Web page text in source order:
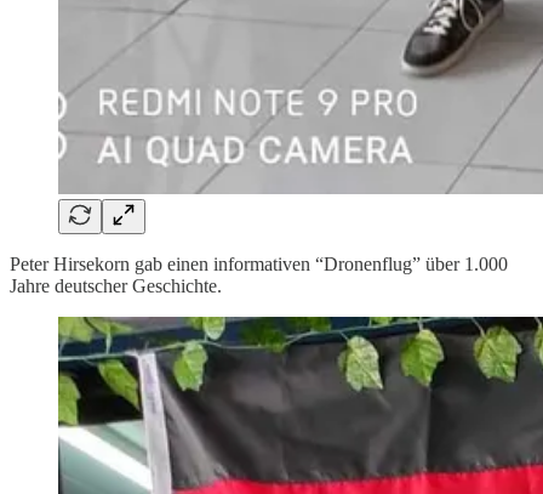
Peter Hirsekorn gab einen informativen “Dronenflug” über 1.000
Jahre deutscher Geschichte.